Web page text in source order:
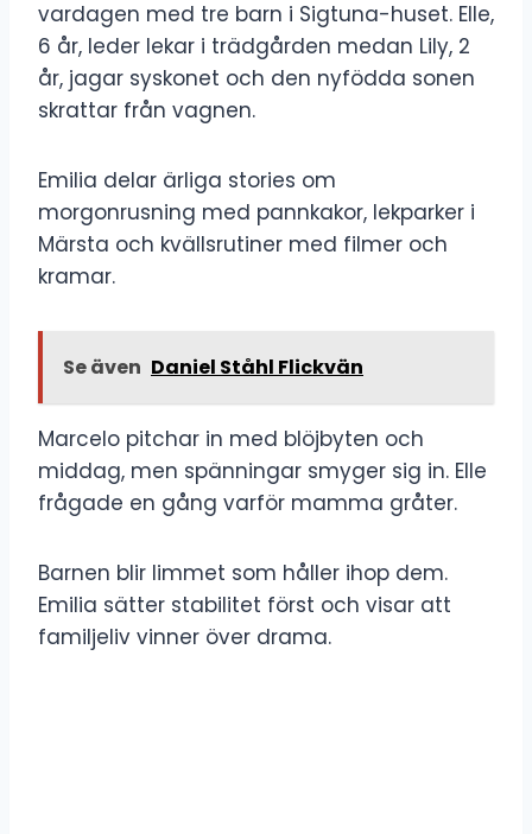
vardagen med tre barn i Sigtuna-huset. Elle,
6 år, leder lekar i trädgården medan Lily, 2
år, jagar syskonet och den nyfödda sonen
skrattar från vagnen.
Emilia delar ärliga stories om
morgonrusning med pannkakor, lekparker i
Märsta och kvällsrutiner med filmer och
kramar.
Se även Daniel Ståhl Flickvän
Marcelo pitchar in med blöjbyten och
middag, men spänningar smyger sig in. Elle
frågade en gång varför mamma gråter.
Barnen blir limmet som håller ihop dem.
Emilia sätter stabilitet först och visar att
familjeliv vinner över drama.